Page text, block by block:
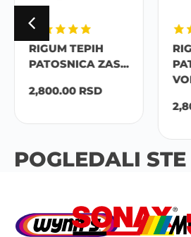
RIGUM TEPIH
PATOSNICA
POGLEDALI STE